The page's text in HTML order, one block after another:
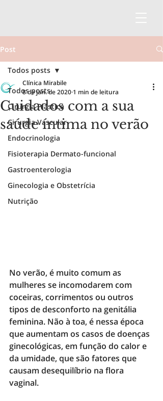
Post
Todos posts
Cirurgia Plástica
Cirurgia Vascular
Endocrinologia
Fisioterapia Dermato-funcional
Gastroenterologia
Ginecologia e Obstetrícia
Nutrição
Todos posts
Cuidados com a sua
saúde íntima no verão
Clínica Mirabile
8 de jan. de 2020 1 min de leitura
No verão, é muito comum as
mulheres se incomodarem com
coceiras, corrimentos ou outros
tipos de desconforto na genitália
feminina. Não à toa, é nessa época
que aumentam os casos de doenças
ginecológicas, em função do calor e
da umidade, que são fatores que
causam desequilíbrio na flora
vaginal.